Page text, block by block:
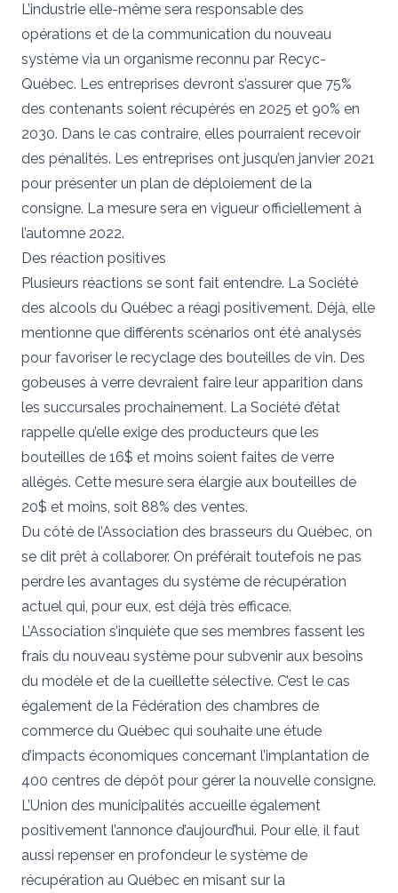
L’industrie elle-même sera responsable des
opérations et de la communication du nouveau
système via un organisme reconnu par Recyc-
Québec. Les entreprises devront s’assurer que 75%
des contenants soient récupérés en 2025 et 90% en
2030. Dans le cas contraire, elles pourraient recevoir
des pénalités. Les entreprises ont jusqu’en janvier 2021
pour présenter un plan de déploiement de la
consigne. La mesure sera en vigueur officiellement à
l’automne 2022.
Des réaction positives
Plusieurs réactions se sont fait entendre. La Société
des alcools du Québec a réagi positivement. Déjà, elle
mentionne que différents scénarios ont été analysés
pour favoriser le recyclage des bouteilles de vin. Des
gobeuses à verre devraient faire leur apparition dans
les succursales prochainement. La Société d’état
rappelle qu’elle exige des producteurs que les
bouteilles de 16$ et moins soient faites de verre
allégés. Cette mesure sera élargie aux bouteilles de
20$ et moins, soit 88% des ventes.
Du côté de l’Association des brasseurs du Québec, on
se dit prêt à collaborer. On préférait toutefois ne pas
perdre les avantages du système de récupération
actuel qui, pour eux, est déjà très efficace.
L’Association s’inquiète que ses membres fassent les
frais du nouveau système pour subvenir aux besoins
du modèle et de la cueillette sélective. C’est le cas
également de la Fédération des chambres de
commerce du Québec qui souhaite une étude
d’impacts économiques concernant l’implantation de
400 centres de dépôt pour gérer la nouvelle consigne.
L’Union des municipalités accueille également
positivement l’annonce d’aujourd’hui. Pour elle, il faut
aussi repenser en profondeur le système de
récupération au Québec en misant sur la